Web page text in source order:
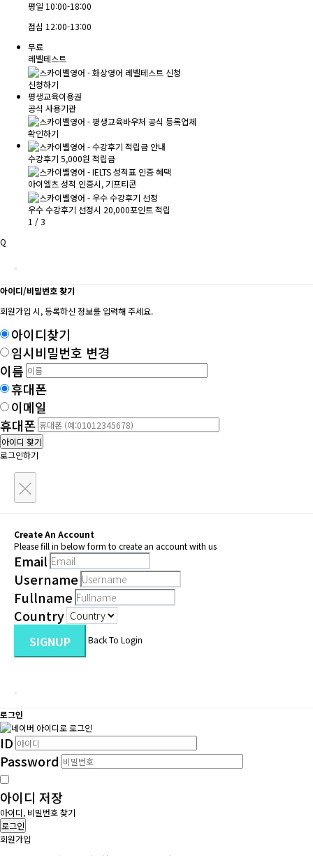
평일 10:00-18:00
점심 12:00-13:00
무료
레벨테스트
신청하기
평생교육이용권
공식 사용기관
확인하기
수강후기 5,000원 적립금
아이엘츠 성적 인증시, 기프티콘
우수 수강후기 선정시 20,000포인트 적립
1 /3
Q
아이디/비밀번호 찾기
회원가입 시, 등록하신 정보를 입력해 주세요.
아이디찾기
임시비밀번호 변경
이름
휴대폰
이메일
휴대폰
아이디 찾기
로그인하기
×
Create An Account
Please fill in below form to create an account with us
Email
Username
Fullname
Country
SIGNUP Back To Login
로그인
ID
Password
아이디 저장
아이디, 비밀번호 찾기
로그인
회원가입